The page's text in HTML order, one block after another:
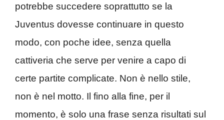
potrebbe succedere soprattutto se la
Juventus dovesse continuare in questo
modo, con poche idee, senza quella
cattiveria che serve per venire a capo di
certe partite complicate. Non è nello stile,
non è nel motto. Il fino alla fine, per il
momento, è solo una frase senza risultati sul